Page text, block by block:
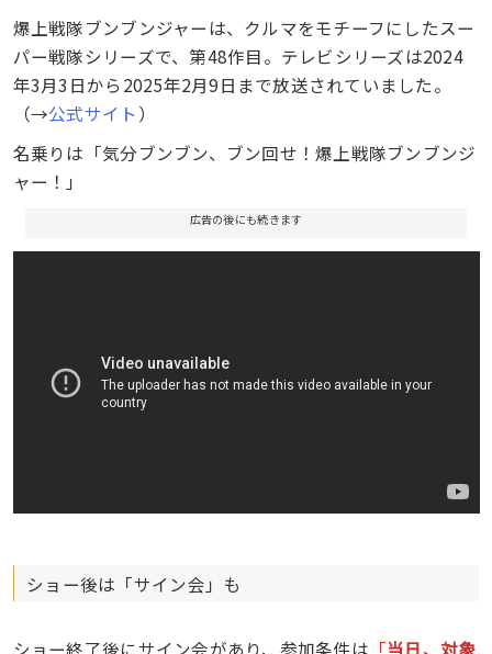
爆上戦隊ブンブンジャーは、クルマをモチーフにしたスー
パー戦隊シリーズで、第48作目。テレビシリーズは2024
年3月3日から2025年2月9日まで放送されていました。
（→公式サイト ）
名乗りは「気分ブンブン、ブン回せ！爆上戦隊ブンブンジ
ャー！」
広告の後にも続きます
ショー後は「サイン会」も
ショー終了後にサイン会があり、参加条件は 「当日、対象